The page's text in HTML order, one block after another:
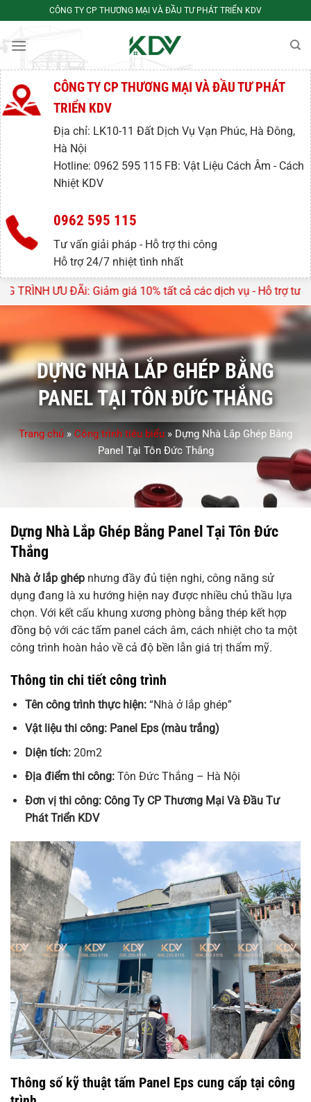
nội
CÔNG TY CP THƯƠNG MẠI VÀ ĐẦU TƯ PHÁT TRIỂN KDV
CÔNG TY CP THƯƠNG MẠI VÀ ĐẦU TƯ PHÁT
TRIỂN KDV
Địa chỉ: LK10-11 Đất Dịch Vụ Vạn Phúc, Hà Đông,
Hà Nội
Hotline: 0962 595 115 FB: Vật Liệu Cách Âm - Cách
Nhiệt KDV
0962 595 115
Tư vấn giải pháp - Hỗ trợ thi công
Hỗ trợ 24/7 nhiệt tình nhất
giá 10% tất cả các dịch vụ - Hỗ trợ tư vấn, lên thiết kế
DỰNG NHÀ LẮP GHÉP BẰNG
PANEL TẠI TÔN ĐỨC THẮNG
Trang chủ » Công trình tiêu biểu » Dựng Nhà Lắp Ghép Bằng
Panel Tại Tôn Đức Thắng
Dựng Nhà Lắp Ghép Bằng Panel Tại Tôn Đức
Thắng
Nhà ở lắp ghép nhưng đầy đủ tiện nghi, công năng sử
dụng đang là xu hướng hiện nay được nhiều chủ thầu lựa
chọn. Với kết cấu khung xương phòng bằng thép kết hợp
đồng bộ với các tấm panel cách âm, cách nhiệt cho ta một
công trình hoàn hảo về cả độ bền lẫn giá trị thẩm mỹ.
Thông tin chi tiết công trình
Tên công trình thực hiện:“Nhà ở lắp ghép”
Vật liệu thi công: Panel Eps (màu trắng)
Diện tích:20m2
Địa điểm thi công:Tôn Đức Thắng – Hà Nội
Đơn vị thi công: Công Ty CP Thương Mại Và Đầu Tư
Phát Triển KDV
Thông số kỹ thuật tấm Panel Eps cung cấp tại công